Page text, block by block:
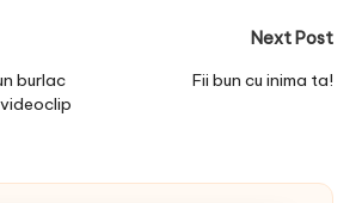
burlac
Next Post
Fii bun cu inima ta!